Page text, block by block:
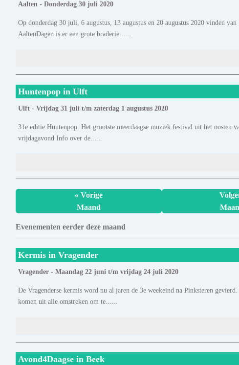
Aalten - Donderdag 30 juli 2020
Op donderdag 30 juli, 6 augustus, 13 augustus en 20 augustus 2020 vinden
AaltenDagen is er een grote braderie......
Huntenpop in Ulft
Ulft - Vrijdag 31 juli t/m zaterdag 1 augustus 2020
31e editie Huntenpop. Het grootste meerdaagse muziek festival uit het oosten
vrijdagavond Info over de......
« Vorige
Maand
Evenementen eerder deze maand
Kermis in Vragender
Vragender - Maandag 22 juni t/m vrijdag 24 juli 2020
De Vragenderse kermis word nu al jaren de 3e weekeind na Pinksteren
komen uit alle omstreken om te......
Avond4Daagse in Beek